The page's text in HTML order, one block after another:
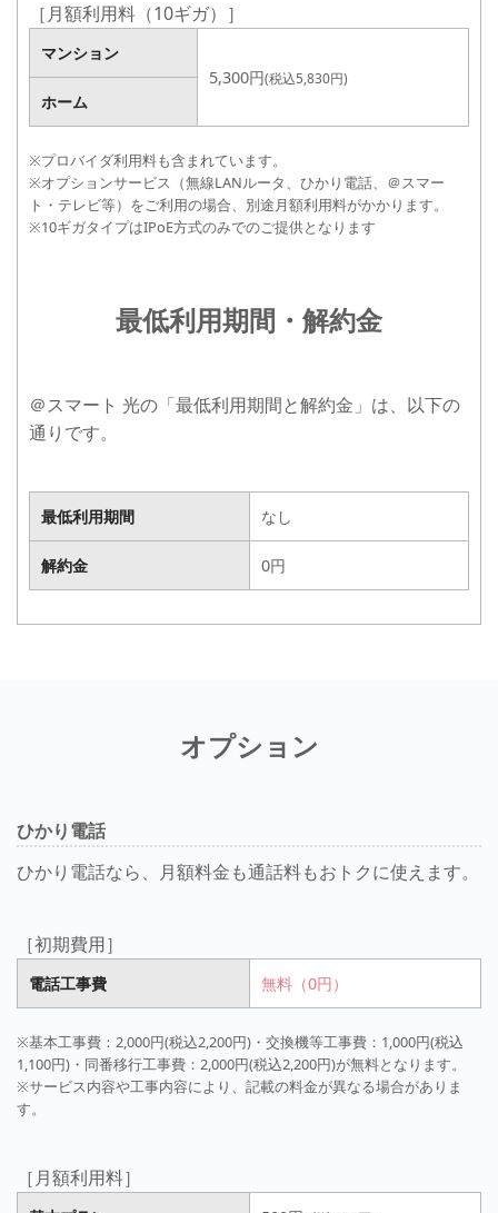
［月額利用料（10ギガ）］
マンション
5,300円(税込5,830円)
ホーム
※プロバイダ利用料も含まれています。
※オプションサービス（無線LANルータ、ひかり電話、＠スマー
ト・テレビ等）をご利用の場合、別途月額利用料がかかります。
※10ギガタイプはIPoE方式のみでのご提供となります
最低利用期間・解約金
＠スマート 光の「最低利用期間と解約金」は、以下の
通りです。
最低利用期間 なし
解約金 0円
マンション
ホーム
最低利用期間 なし
解約金 0円
オプション
ひかり電話
ひかり電話なら、月額料金も通話料もおトクに使えます。
［初期費用］
電話工事費 無料（0円）
※基本工事費：2,000円(税込2,200円)・交換機等工事費：1,000円(税込
1,100円)・同番移行工事費：2,000円(税込2,200円)が無料となります。
※サービス内容や工事内容により、記載の料金が異なる場合がありま
す。
［月額利用料］